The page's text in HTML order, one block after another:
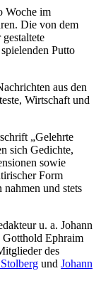
Woche im
Die von dem
Putto
aus den
Wirtschaft und
„Gelehrte
sich Gedichte,
sowie
Form
und stets
u. a. Johann
Ephraim
des
und Johann